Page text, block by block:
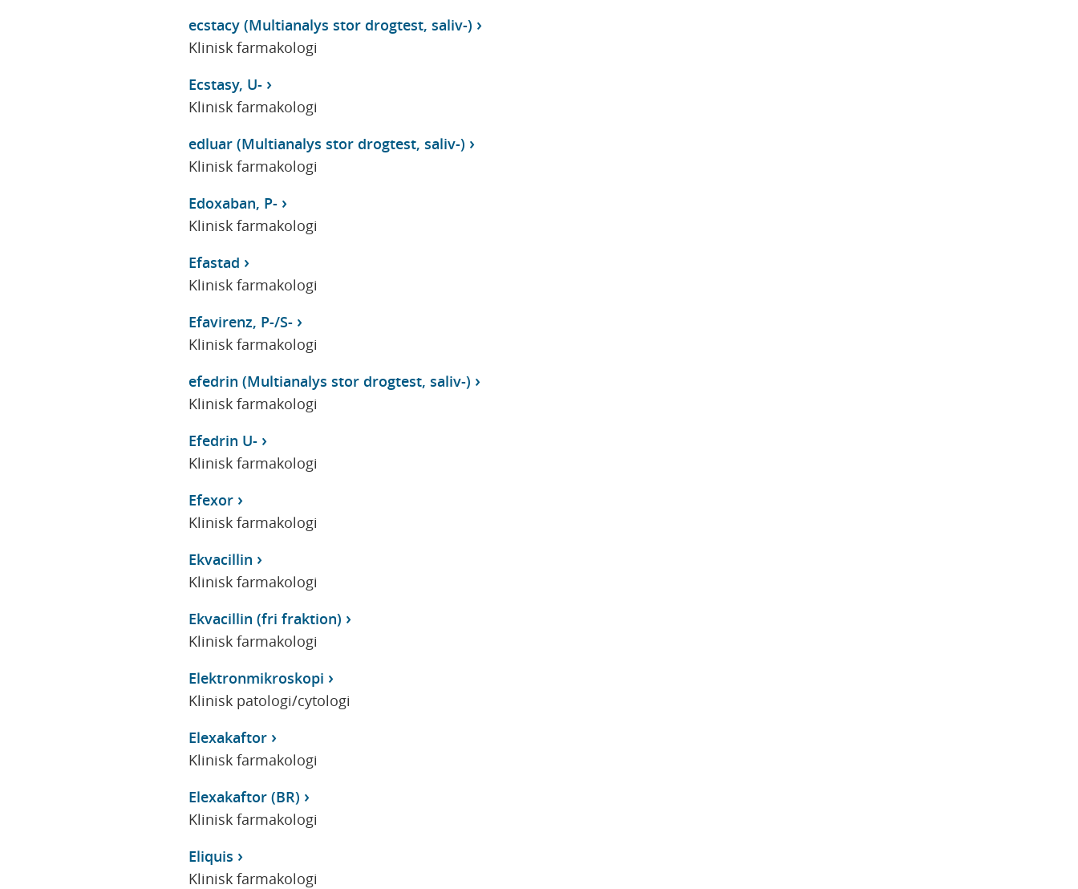
ecstacy (Multianalys stor drogtest, saliv-)
Klinisk farmakologi
Ecstasy, U-
Klinisk farmakologi
edluar (Multianalys stor drogtest, saliv-)
Klinisk farmakologi
Edoxaban, P-
Klinisk farmakologi
Efastad
Klinisk farmakologi
Efavirenz, P-/S-
Klinisk farmakologi
efedrin (Multianalys stor drogtest, saliv-)
Klinisk farmakologi
Efedrin U-
Klinisk farmakologi
Efexor
Klinisk farmakologi
Ekvacillin
Klinisk farmakologi
Ekvacillin (fri fraktion)
Klinisk farmakologi
Elektronmikroskopi
Klinisk patologi/cytologi
Elexakaftor
Klinisk farmakologi
Elexakaftor (BR)
Klinisk farmakologi
Eliquis
Klinisk farmakologi